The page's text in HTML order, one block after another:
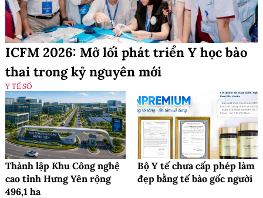
ICFM 2026: Mở lối phát triển Y học bào
thai trong kỷ nguyên mới
Y TẾ SỐ
Thành lập Khu Công nghệ
cao tỉnh Hưng Yên rộng
496,1 ha
Bộ Y tế chưa cấp phép làm
đẹp bằng tế bào gốc người